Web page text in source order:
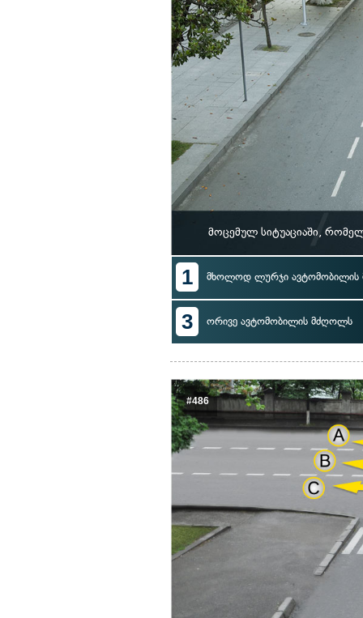
მოცემულ სიტუაციაში,
1 მხოლოდ ლურჯი ავტომობილის
3 ორივე ავტომობილის მძღოლს
#486